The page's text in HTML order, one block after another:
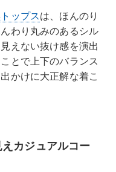
ップスは、ほんのり
わり丸みのあるシル
えない抜け感を演出
とで上下のバランス
かけに大正解な着こ
カジュアルコー